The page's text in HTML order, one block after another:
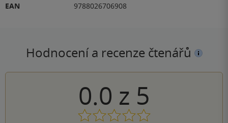
EAN
9788026706908
Hodnocení a recenze čtenářů
0.0 z 5